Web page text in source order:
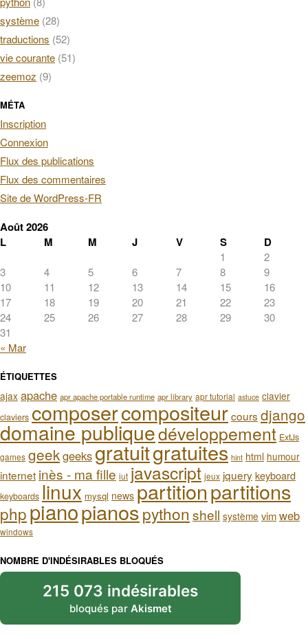
système (28)
traductions (52)
vie courante (51)
zeemoz (9)
MÉTA
Inscription
Connexion
Flux des publications
Flux des commentaires
Site de WordPress-FR
Août 2026
L
M M J V S D
1
2
3
4 5 6 7 8
9
10
11 12 13 14 15
16
17
18 19 20 21 22
23
24
25 26 27 28 29
30
31
« Mar
ÉTIQUETTES
ajax apache apr apache portable runtime apr library apr tutorial astuce clavier
claviers composercompositeurcours django
domaine publiquedéveloppement ExtJs
games geekgeeksgratuitgratuites hint html humour
internet inès - ma fille iut javascript jeux jquerykeyboard
keyboards linux mysql news partitionpartitions
phppianopianospython shell système vimweb
windows
NOMBRE D'INDÉSIRABLES BLOQUÉS
215 073 indésirables
bloqués par Akismet